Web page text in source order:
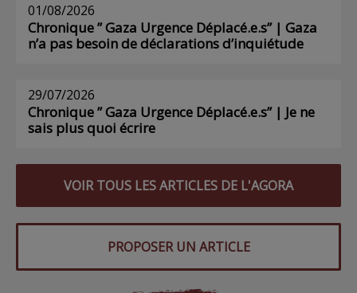
01/08/2026
Chronique ” Gaza Urgence Déplacé.e.s” | Gaza
n’a pas besoin de déclarations d’inquiétude
29/07/2026
Chronique ” Gaza Urgence Déplacé.e.s” | Je ne
sais plus quoi écrire
VOIR TOUS LES ARTICLES DE L'AGORA
PROPOSER UN ARTICLE